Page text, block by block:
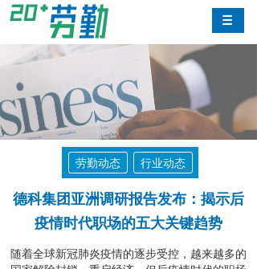
劳勤动态 行业动态
德科集团亚洲调研报告发布：揭示后
疫情时代职场的五大关键趋势
随着全球新冠肺炎疫情的逐步受控，越来越多的